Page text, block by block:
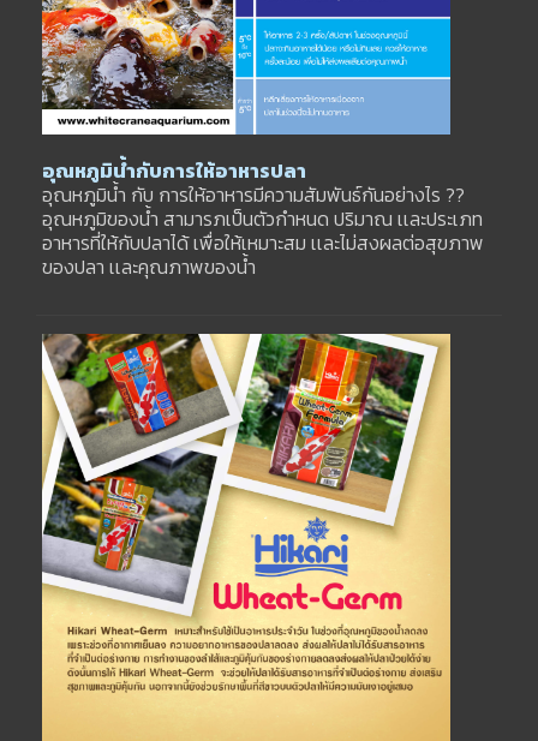
อุณหภูมิน้ำกับการให้อาหารปลา
อุณหภูมิน้ำ กับ การให้อาหารมีความสัมพันธ์กันอย่างไร ??
อุณหภูมิของน้ำ สามารภเป็นตัวกำหนด ปริมาณ เเละประเภท
อาหารที่ให้กับปลาได้ เพื่อให้เหมาะสม เเละไม่สงผลต่อสุขภาพ
ของปลา เเละคุณภาพของน้ำ